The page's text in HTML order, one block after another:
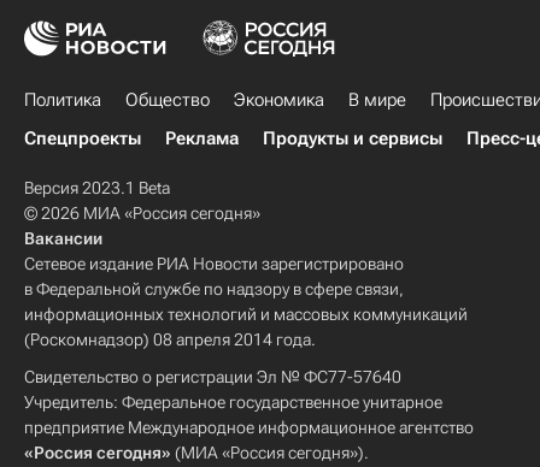
Политика Общество Экономика В мире
Спецпроекты
Реклама Продукты и сервисы Пресс-
Версия 2023.1 Beta
© 2026 МИА «Россия сегодня»
Вакансии
Сетевое издание РИА Новости зарегистрировано
в Федеральной службе по надзору в сфере связи,
информационных технологий и массовых коммуникаций
(Роскомнадзор) 08 апреля 2014 года.
Свидетельство о регистрации Эл № ФС77-57640
Учредитель: Федеральное государственное унитарное
предприятие Международное информационное агентство
«Россия сегодня» (МИА «Россия сегодня»).